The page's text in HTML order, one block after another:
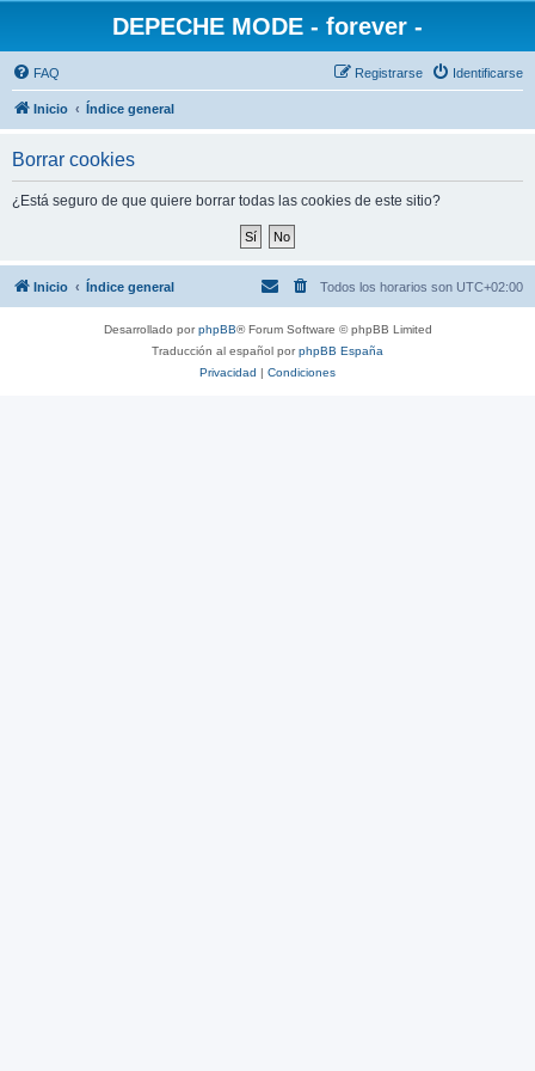
DEPECHE MODE - forever -
FAQ Identificarse
Registrarse
Inicio Índice general
Borrar cookies
¿Está seguro de que quiere borrar todas las cookies de este sitio?
Inicio Índice general Todos los horarios son UTC+02:00
Desarrollado porphpBB® Forum Software © phpBB Limited
Traducción al español porphpBB España
Privacidad | Condiciones